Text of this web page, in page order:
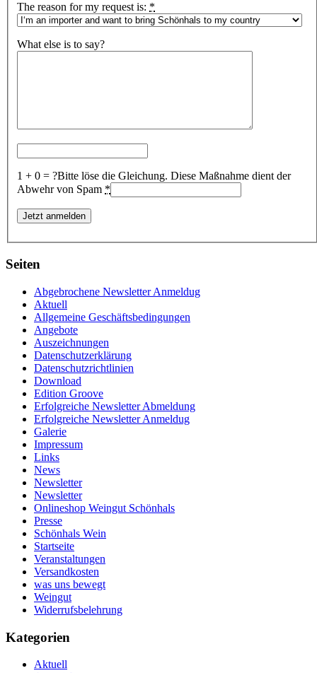
The reason for my request is: *
What else is to say?
1 + 0 = ?Bitte löse die Gleichung. Diese Maßnahme dient der
Abwehr von Spam *
Seiten
Abgebrochene Newsletter Anmeldug
Aktuell
Allgemeine Geschäftsbedingungen
Angebote
Auszeichnungen
Datenschutzerklärung
Datenschutzrichtlinien
Download
Edition Groove
Erfolgreiche Newsletter Abmeldung
Erfolgreiche Newsletter Anmeldug
Galerie
Impressum
Links
News
Newsletter
Newsletter
Onlineshop Weingut Schönhals
Presse
Schönhals Wein
Startseite
Veranstaltungen
Versandkosten
was uns bewegt
Weingut
Widerrufsbelehrung
Kategorien
Aktuell